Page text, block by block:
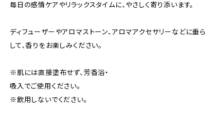
毎日の感情ケアやリラックスタイムに、やさしく寄り添います。
ディフューザーやアロマストーン、アロマアクセサリーなどに垂ら
して、香りをお楽しみください。
※肌には直接塗布せず、芳香浴・
吸入でご使用ください。
※飲用しないでください。